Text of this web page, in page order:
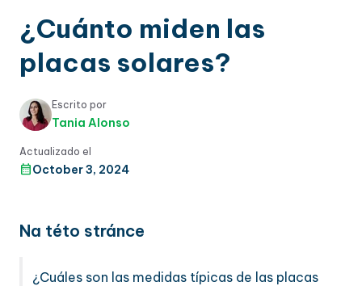
¿Cuánto miden las
placas solares?
Escrito por
Tania Alonso
Actualizado el
October 3, 2024
Na této stránce
¿Cuáles son las medidas típicas de las placas